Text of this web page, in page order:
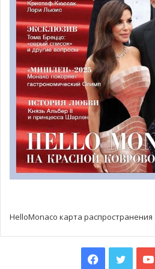
женщин» (1976), где роли
проклятые живые души, одна
переплетаются до полного
между добром и злом. Можно
благодаря идеальной работе
артистам, как Анна Херрманн
Боткай (Nina Botkay), Оливия
Альва Ингер Армента (Alva
продемонстрировать
художественным талантом и
мастерством.
HelloMonaco карта распространения
Facebook